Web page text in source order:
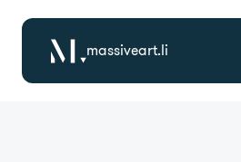
massiveart.li